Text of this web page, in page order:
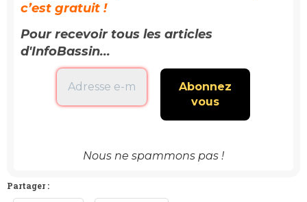
c’est gratuit !
Pour recevoir tous les articles
d'InfoBassin...
Nous ne spammons pas !
Partager :